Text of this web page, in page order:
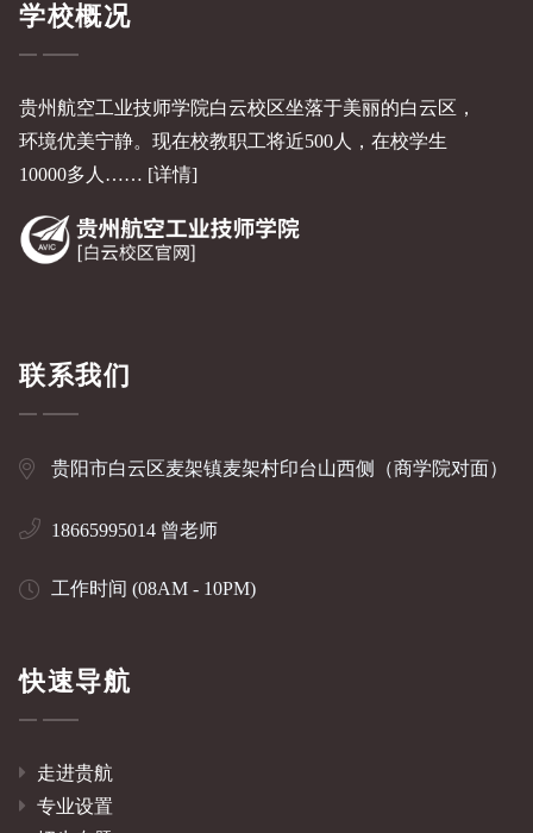
学校概况
贵州航空工业技师学院白云校区坐落于美丽的白云区，
环境优美宁静。现在校教职工将近500人，在校学生
10000多人…… [详情]
联系我们
贵阳市白云区麦架镇麦架村印台山西侧（商学院对面）
18665995014 曾老师
工作时间 (08AM - 10PM)
快速导航
走进贵航
专业设置